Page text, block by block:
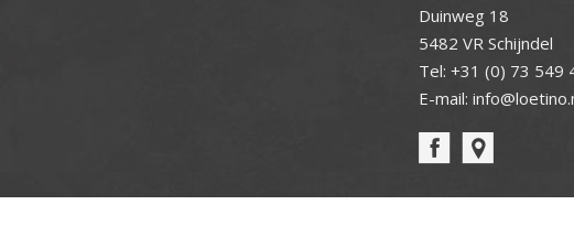
Duinweg 18
5482 VR Schijndel
Tel: +31 (0) 73 549
E-mail: